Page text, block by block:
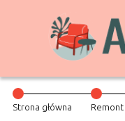
Strona główna Remont